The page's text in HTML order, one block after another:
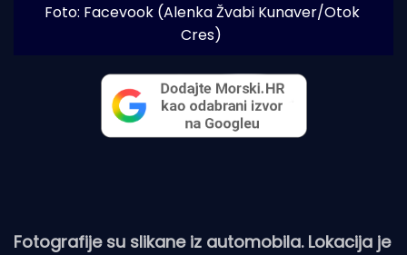
Foto: Facevook (Alenka Žvabi Kunaver/Otok
Cres)
Fotografije su slikane iz automobila. Lokacija je